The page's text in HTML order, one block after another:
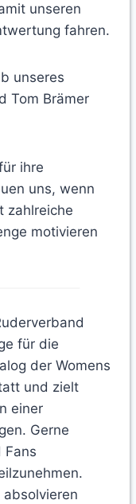
unseren
fahren.
unseres
Tom Brämer
ihre
uns, wenn
zahlreiche
motivieren
für die
der Womens
und zielt
einer
Gerne
Fans
absolvieren